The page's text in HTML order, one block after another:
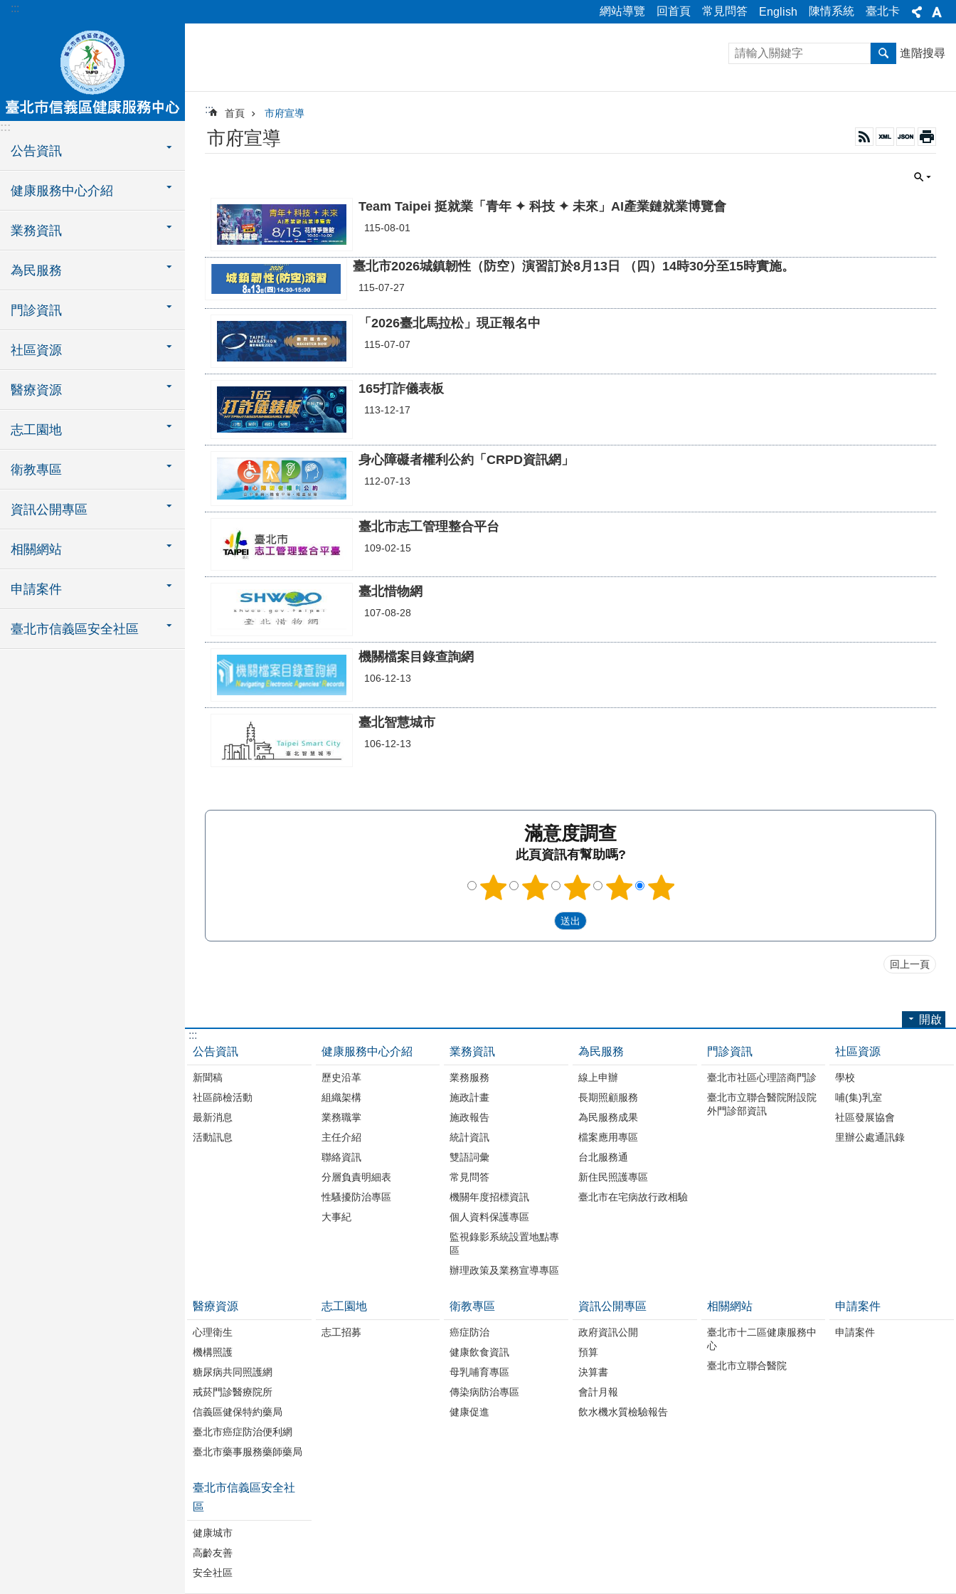
跳到主要內容區塊
::: 網站導覽 回首頁 常見問答 English 陳情系統 臺北卡
:::
公告資訊
健康服務中心介紹
業務資訊
為民服務
門診資訊
社區資源
醫療資源
志工園地
衛教專區
資訊公開專區
相關網站
申請案件
臺北市信義區安全社區
進階搜尋
::: 首頁 市府宣導
市府宣導
Team Taipei 挺就業「青年 ✦ 科技 ✦ 未來」AI產業鏈就業博覽會
115-08-01
臺北市2026城鎮韌性（防空）演習訂於8月13日 （四）14時30分至15時實施。
115-07-27
「2026臺北馬拉松」現正報名中
115-07-07
165打詐儀表板
113-12-17
身心障礙者權利公約「CRPD資訊網」
112-07-13
臺北市志工管理整合平台
109-02-15
臺北惜物網
107-08-28
機關檔案目錄查詢網
106-12-13
臺北智慧城市
106-12-13
滿意度調查
此頁資訊有幫助嗎?
回上一頁
開啟
:::
公告資訊
新聞稿
社區篩檢活動
最新消息
活動訊息
健康服務中心介紹
歷史沿革
組織架構
業務職掌
主任介紹
聯絡資訊
分層負責明細表
性騷擾防治專區
大事紀
業務資訊
業務服務
施政計畫
施政報告
統計資訊
雙語詞彙
常見問答
機關年度招標資訊
個人資料保護專區
監視錄影系統設置地點專
區
辦理政策及業務宣導專區
為民服務
線上申辦
長期照顧服務
為民服務成果
檔案應用專區
台北服務通
新住民照護專區
臺北市在宅病故行政相驗
門診資訊
臺北市社區心理諮商門診
臺北市立聯合醫院附設院
外門診部資訊
社區資源
學校
哺(集)乳室
社區發展協會
里辦公處通訊錄
醫療資源
心理衛生
機構照護
糖尿病共同照護網
戒菸門診醫療院所
信義區健保特約藥局
臺北市癌症防治便利網
臺北市藥事服務藥師藥局
志工園地
志工招募
衛教專區
癌症防治
健康飲食資訊
母乳哺育專區
傳染病防治專區
健康促進
資訊公開專區
政府資訊公開
預算
決算書
會計月報
飲水機水質檢驗報告
相關網站
臺北市十二區健康服務中
心
臺北市立聯合醫院
申請案件
申請案件
臺北市信義區安全社
區
健康城市
高齡友善
安全社區